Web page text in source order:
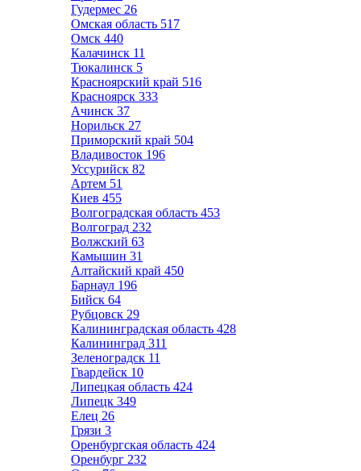
Гудермес 26
Омская область 517
Омск 440
Калачинск 11
Тюкалинск 5
Красноярский край 516
Красноярск 333
Ачинск 37
Норильск 27
Приморский край 504
Владивосток 196
Уссурийск 82
Артем 51
Киев 455
Волгоградская область 453
Волгоград 232
Волжский 63
Камышин 31
Алтайский край 450
Барнаул 196
Бийск 64
Рубцовск 29
Калининградская область 428
Калининград 311
Зеленоградск 11
Гвардейск 10
Липецкая область 424
Липецк 349
Елец 26
Грязи 3
Оренбургская область 424
Оренбург 232